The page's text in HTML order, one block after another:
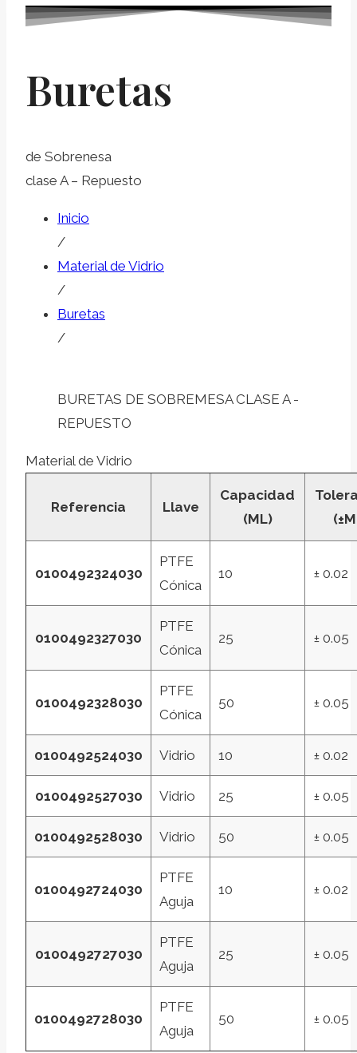
Buretas
de Sobrenesa
clase A – Repuesto
Inicio
/
Material de Vidrio
/
Buretas
/
BURETAS DE SOBREMESA CLASE A -
REPUESTO
Material de Vidrio
Referencia Llave
Capacidad
(ML)
0100492324030
PTFE
Cónica
10 ± 0.02
0100492327030
PTFE
Cónica
25 ± 0.05
0100492328030
PTFE
Cónica
50 ± 0.05
0100492524030 Vidrio 10 ± 0.02
0100492527030 Vidrio 25 ± 0.05
0100492528030 Vidrio 50 ± 0.05
0100492724030
PTFE
Aguja
10 ± 0.02
0100492727030
PTFE
Aguja
25 ± 0.05
0100492728030
PTFE
Aguja
50 ± 0.05